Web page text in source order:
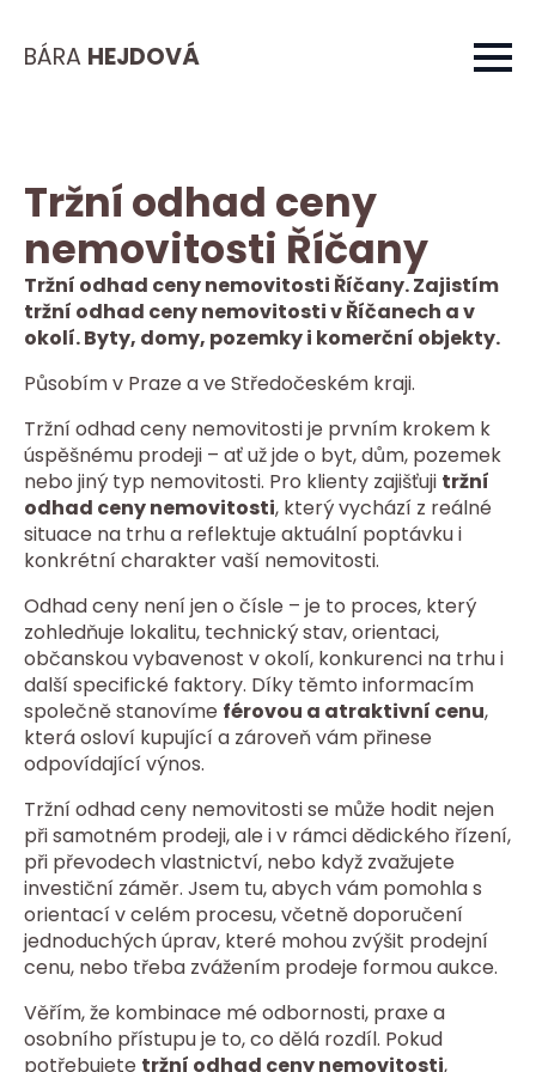
BÁRA HEJDOVÁ
Tržní odhad ceny
nemovitosti Říčany
Tržní odhad ceny nemovitosti Říčany. Zajistím
tržní odhad ceny nemovitosti v Říčanech a v
okolí. Byty, domy, pozemky i komerční objekty.
Působím v Praze a ve Středočeském kraji.
Tržní odhad ceny nemovitosti je prvním krokem k
úspěšnému prodeji – ať už jde o byt, dům, pozemek
nebo jiný typ nemovitosti. Pro klienty zajišťuji tržní
odhad ceny nemovitosti, který vychází z reálné
situace na trhu a reflektuje aktuální poptávku i
konkrétní charakter vaší nemovitosti.
Odhad ceny není jen o čísle – je to proces, který
zohledňuje lokalitu, technický stav, orientaci,
občanskou vybavenost v okolí, konkurenci na trhu i
další specifické faktory. Díky těmto informacím
společně stanovíme férovou a atraktivní cenu,
která osloví kupující a zároveň vám přinese
odpovídající výnos.
Tržní odhad ceny nemovitosti se může hodit nejen
při samotném prodeji, ale i v rámci dědického řízení,
při převodech vlastnictví, nebo když zvažujete
investiční záměr. Jsem tu, abych vám pomohla s
orientací v celém procesu, včetně doporučení
jednoduchých úprav, které mohou zvýšit prodejní
cenu, nebo třeba zvážením prodeje formou aukce.
Věřím, že kombinace mé odbornosti, praxe a
osobního přístupu je to, co dělá rozdíl. Pokud
potřebujete tržní odhad ceny nemovitosti,